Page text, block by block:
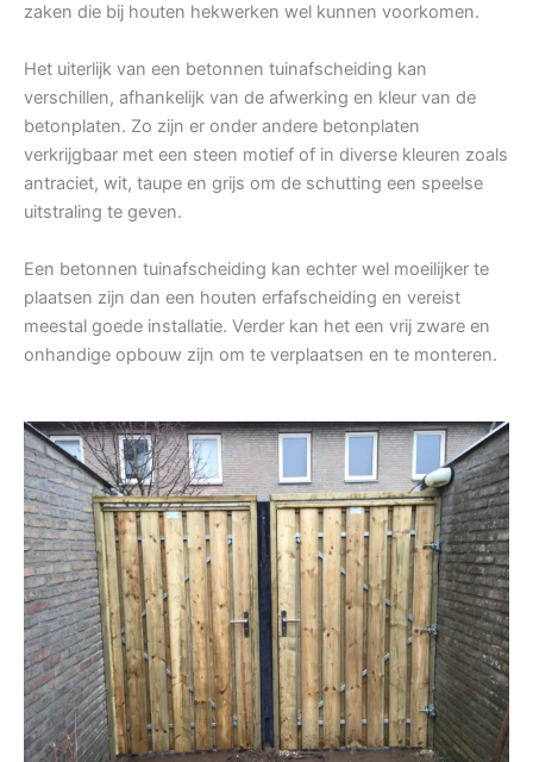
zaken die bij houten hekwerken wel kunnen voorkomen.
Het uiterlijk van een betonnen tuinafscheiding kan
verschillen, afhankelijk van de afwerking en kleur van de
betonplaten. Zo zijn er onder andere betonplaten
verkrijgbaar met een steen motief of in diverse kleuren zoals
antraciet, wit, taupe en grijs om de schutting een speelse
uitstraling te geven.
Een betonnen tuinafscheiding kan echter wel moeilijker te
plaatsen zijn dan een houten erfafscheiding en vereist
meestal goede installatie. Verder kan het een vrij zware en
onhandige opbouw zijn om te verplaatsen en te monteren.